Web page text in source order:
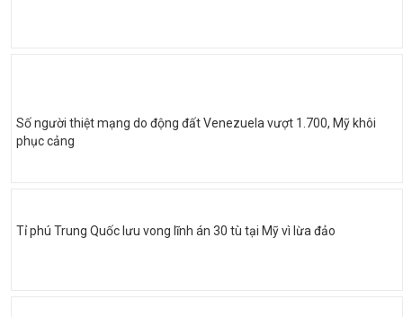
Số người thiệt mạng do động đất Venezuela vượt 1.700, Mỹ khôi
phục cảng
Tỉ phú Trung Quốc lưu vong lĩnh án 30 tù tại Mỹ vì lừa đảo